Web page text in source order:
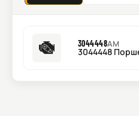
3044448AM
3044448